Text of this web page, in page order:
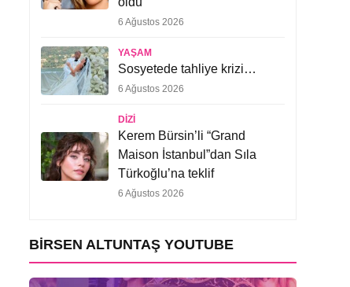
6 Ağustos 2026
YAŞAM
Sosyetede tahliye krizi…
6 Ağustos 2026
DIZI
Kerem Bürsin’li “Grand
Maison İstanbul”dan Sıla
Türkoğlu’na teklif
6 Ağustos 2026
BIRSEN ALTUNTAŞ YOUTUBE